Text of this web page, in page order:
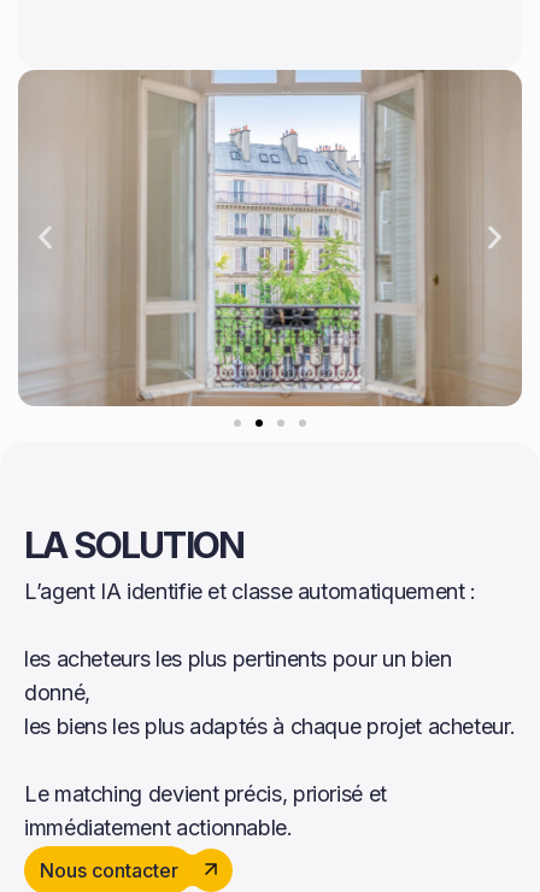
LA SOLUTION
L’agent IA identifie et classe automatiquement :
les acheteurs les plus pertinents pour un bien
donné,
les biens les plus adaptés à chaque projet acheteur.
Le matching devient précis, priorisé et
immédiatement actionnable.
Nous contacter